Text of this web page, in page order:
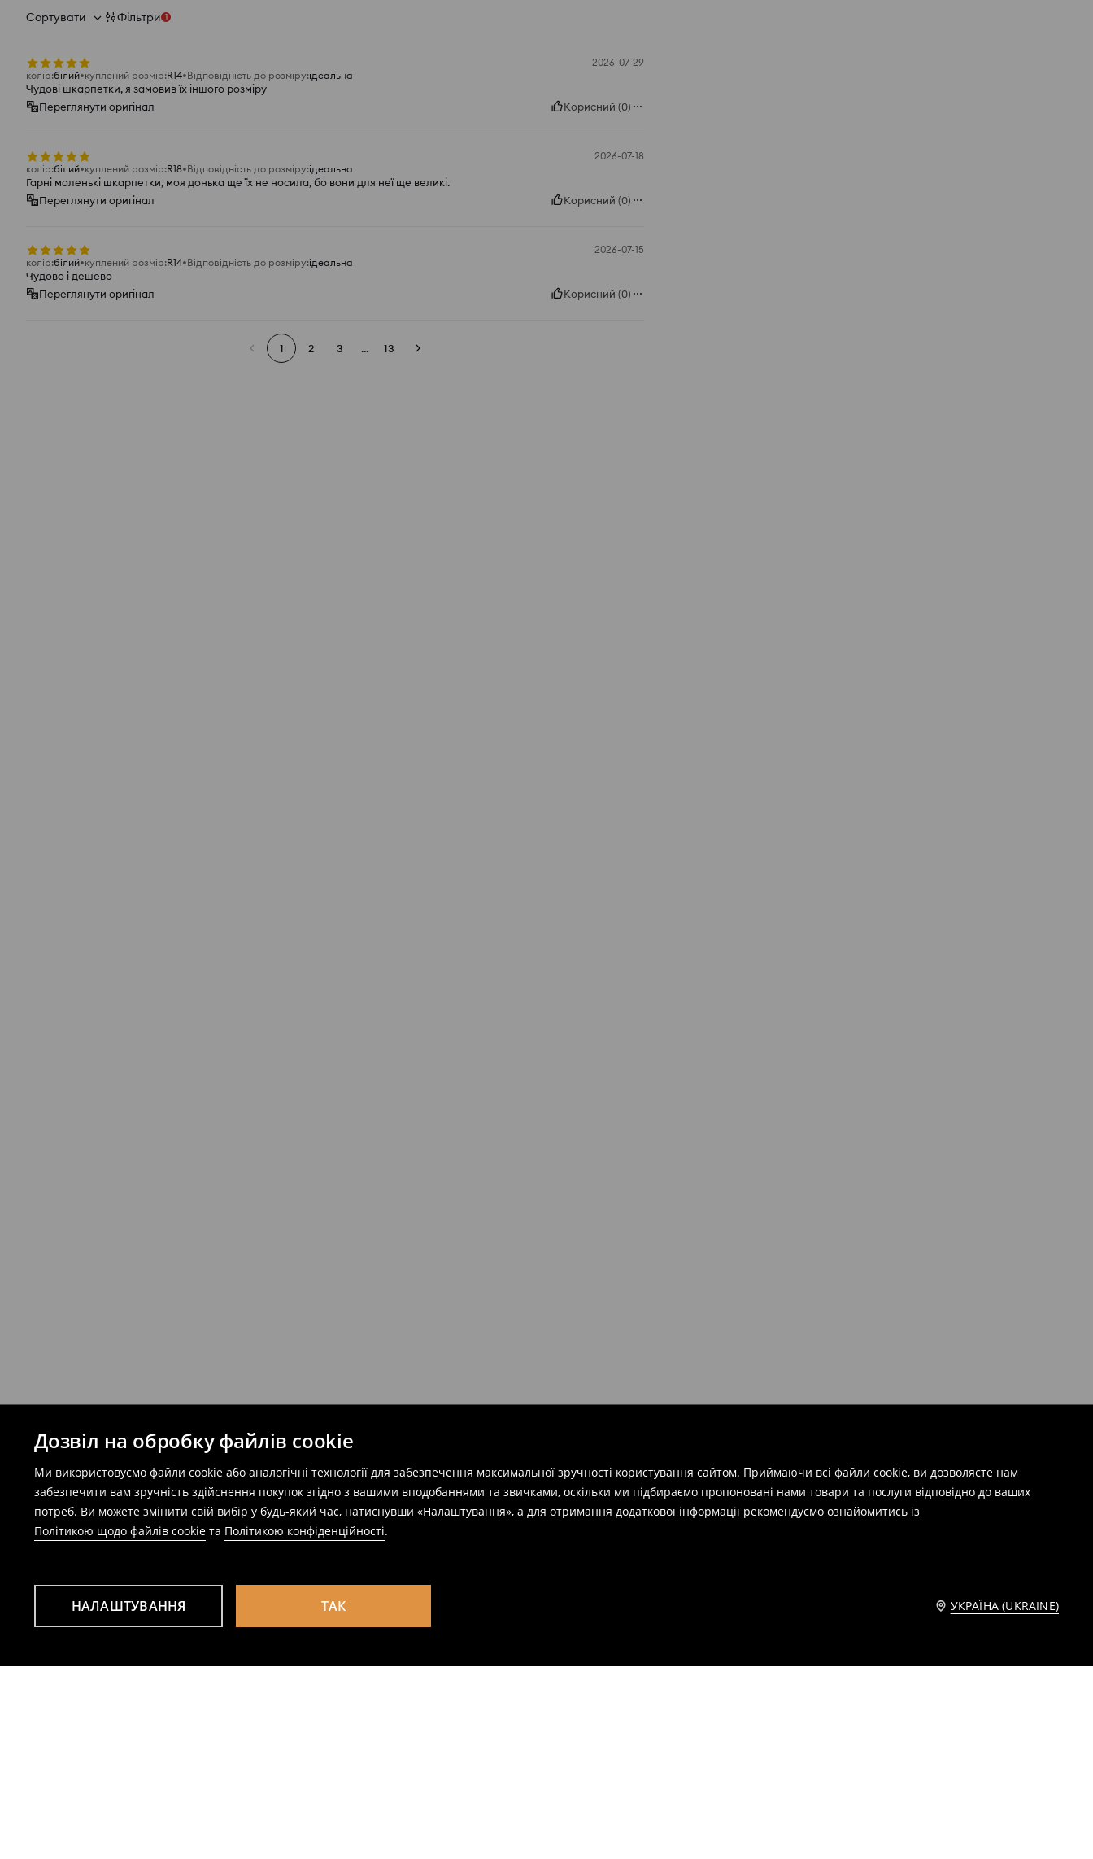
Дозвіл на обробку файлів cookie
Ми використовуємо файли cookie або аналогічні технології для забезпечення максимальної зручності користування сайтом. Приймаючи всі файли cookie, ви дозволяєте нам
забезпечити вам зручність здійснення покупок згідно з вашими вподобаннями та звичками, оскільки ми підбираємо пропоновані нами товари та послуги відповідно до ваших
потреб. Ви можете змінити свій вибір у будь-який час, натиснувши «Налаштування», а для отримання додаткової інформації рекомендуємо ознайомитись із
Політикою щодо файлів cookie та Політикою конфіденційності.
НАЛАШТУВАННЯ ТАК УКРАЇНА (UKRAINE)
Сортувати Фільтри 1
2026-07-29
колір:білий куплений розмір:R14 Відповідність до розміру:ідеальна
Чудові шкарпетки, я замовив їх іншого розміру
Переглянути оригінал
Корисний (0)
2026-07-18
колір:білий куплений розмір:R18 Відповідність до розміру:ідеальна
Гарні маленькі шкарпетки, моя донька ще їх не носила, бо вони для неї ще великі.
Переглянути оригінал
Корисний (0)
2026-07-15
колір:білий куплений розмір:R14 Відповідність до розміру:ідеальна
Чудово і дешево
Переглянути оригінал
Корисний (0)
1 2 3 ... 13